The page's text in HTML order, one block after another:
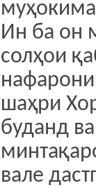
Ин ба он
солҳои
шаҳри
буданд
вале